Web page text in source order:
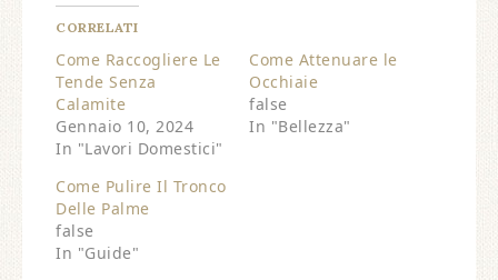
CORRELATI
Come Raccogliere Le
Tende Senza
Calamite
Gennaio 10, 2024
In "Lavori Domestici"
Come Attenuare le
Occhiaie
false
In "Bellezza"
Come Pulire Il Tronco
Delle Palme
false
In "Guide"